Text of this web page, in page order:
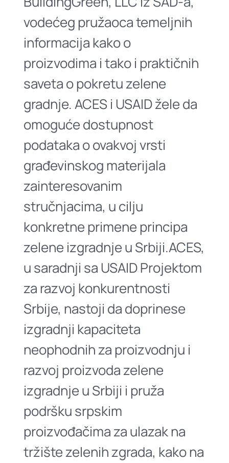
vodećeg pružaoca temeljnih
informacija kako o
proizvodima i tako i praktičnih
saveta o pokretu zelene
gradnje. ACES i USAID žele da
omoguće dostupnost
podataka o ovakvoj vrsti
građevinskog materijala
zainteresovanim
stručnjacima, u cilju
konkretne primene principa
zelene izgradnje u Srbiji.ACES,
u saradnji sa USAID Projektom
za razvoj konkurentnosti
Srbije, nastoji da doprinese
izgradnji kapaciteta
neophodnih za proizvodnju i
razvoj proizvoda zelene
izgradnje u Srbiji i pruža
podršku srpskim
proizvođačima za ulazak na
tržište zelenih zgrada, kako na